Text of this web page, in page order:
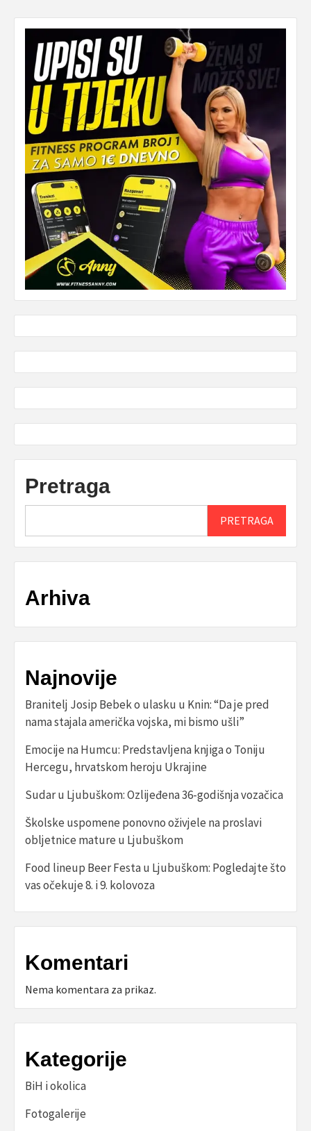
Pretraga
PRETRAGA
Arhiva
Najnovije
Branitelj Josip Bebek o ulasku u Knin: “Da je pred
nama stajala američka vojska, mi bismo ušli”
Emocije na Humcu: Predstavljena knjiga o Toniju
Hercegu, hrvatskom heroju Ukrajine
Sudar u Ljubuškom: Ozlijeđena 36-godišnja vozačica
Školske uspomene ponovno oživjele na proslavi
obljetnice mature u Ljubuškom
Food lineup Beer Festa u Ljubuškom: Pogledajte što
vas očekuje 8. i 9. kolovoza
Komentari
Nema komentara za prikaz.
Kategorije
BiH i okolica
Fotogalerije